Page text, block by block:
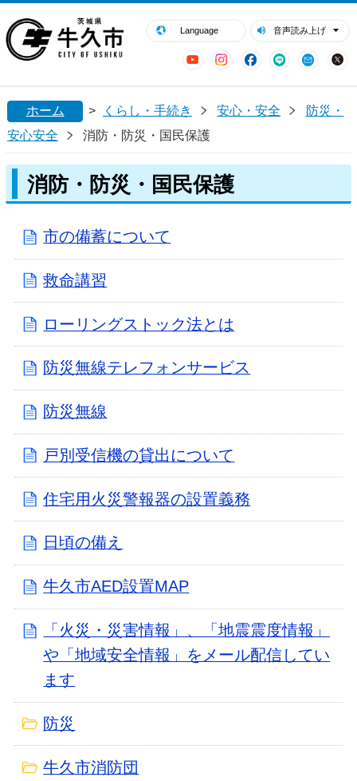
Language 音声読み上げ
YouTubeInstagram
Facebook
LINE Mail
閉じる
ホーム > くらし・手続き 安心・安全
防災・
安心安全
消防・防災・国民保護
消防・防災・国民保護
市の備蓄について
救命講習
ローリングストック法とは
防災無線テレフォンサービス
防災無線
戸別受信機の貸出について
住宅用火災警報器の設置義務
日頃の備え
牛久市AED設置MAP
「火災・災害情報」、「地震震度情報」
や「地域安全情報」をメール配信してい
ます
防災
牛久市消防団